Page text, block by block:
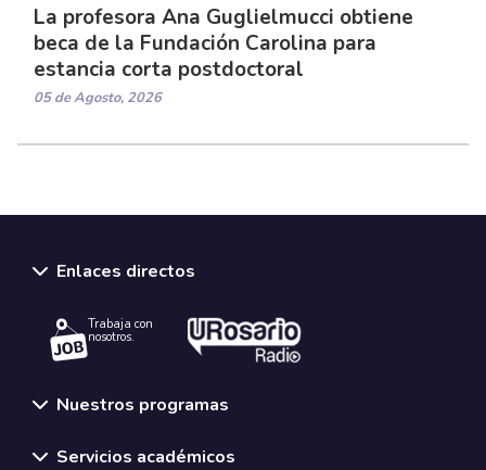
La profesora Ana Guglielmucci obtiene
beca de la Fundación Carolina para
estancia corta postdoctoral
05 de Agosto, 2026
Enlaces directos
Trabaja con
nosotros.
Nuestros programas
Servicios académicos